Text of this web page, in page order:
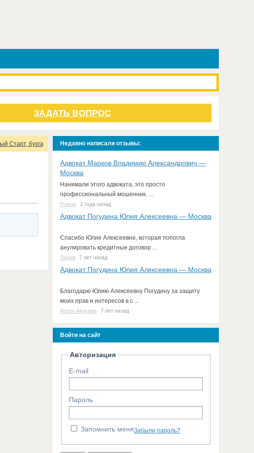
ЗАДАТЬ ВОПРОС
Старт, бухгалтерское агентство Отзывы
Недавно написали отзывы:
Адвокат Марков Владимир Александрович —
Москва
Нанимали этого адвоката, это просто
профессиональный мошенник. ...
Роман 2 года назад
Адвокат Погудина Юлия Алексеевна — Москва
Спасибо Юлие Алексеевне, которая попогла
анулировать кредитные договор ...
Лилия 7 лет назад
Адвокат Погудина Юлия Алексеевна — Москва
Благодарю Юлию Алексеевну Погудину за защиту
моих прав и интересов в с ...
Игорь Акчурин 7 лет назад
Войти на сайт
Авторизация
E-mail
Пароль
Запомнить меняЗабыли пароль?